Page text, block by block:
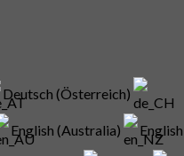
Deutsch (Österreich)
English (Australia) English